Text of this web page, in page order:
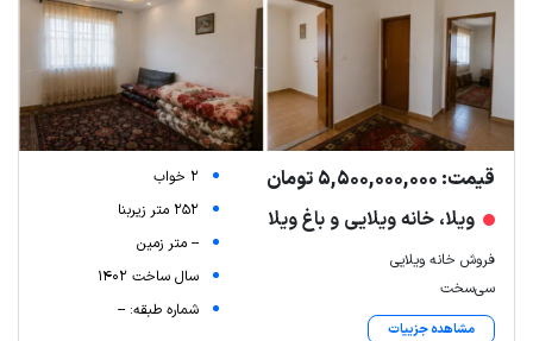
قیمت: 5,500,000,000 تومان
ویلا، خانه ویلایی و باغ ویلا
فروش خانه ویلایی
سی‌سخت
مشاهده جزییات
2 خواب
252 متر زیربنا
-- متر زمین
سال ساخت 1402
شماره طبقه: --